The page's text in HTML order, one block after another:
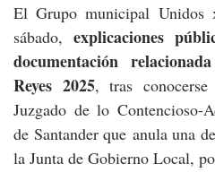
El Grupo municipal Unidos
sábado, explicaciones
documentación
Reyes 2025, tras
Juzgado de lo Contencioso-
de Santander que anula una
la Junta de Gobierno Local,